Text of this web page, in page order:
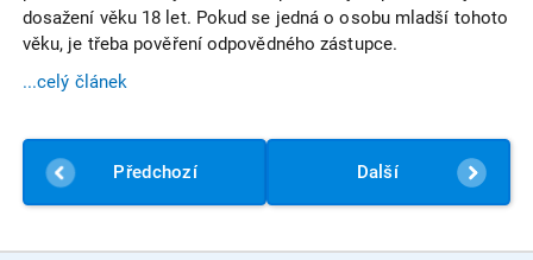
dosažení věku 18 let. Pokud se jedná o osobu mladší tohoto
věku, je třeba pověření odpovědného zástupce.
...celý článek
Předchozí Další